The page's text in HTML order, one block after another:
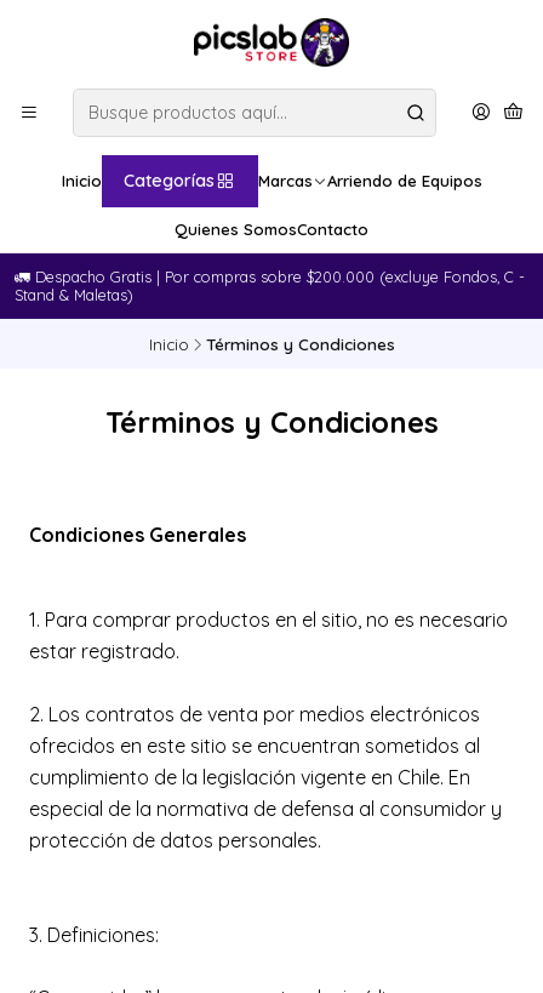
Inicio Categorías Marcas Arriendo de Equipos
Quienes SomosContacto
🚛​ Despacho Gratis | Por compras sobre $200.000 (excluye Fondos, C -
Stand & Maletas)
Inicio Términos y Condiciones
Términos y Condiciones
Condiciones Generales
1. Para comprar productos en el sitio, no es necesario
estar registrado.
2. Los contratos de venta por medios electrónicos
ofrecidos en este sitio se encuentran sometidos al
cumplimiento de la legislación vigente en Chile. En
especial de la normativa de defensa al consumidor y
protección de datos personales.
3. Definiciones: